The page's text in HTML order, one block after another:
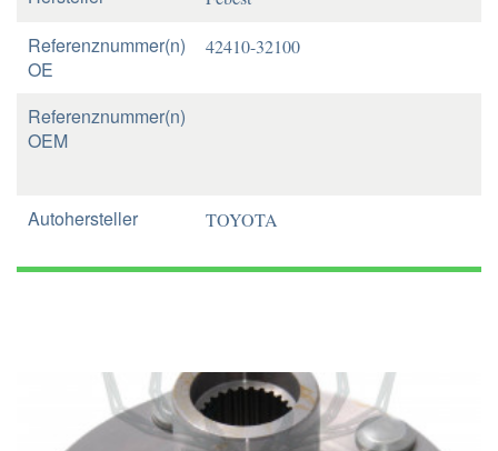
Referenznummer(n)
OE
42410-32100
Referenznummer(n)
OEM
Autohersteller TOYOTA